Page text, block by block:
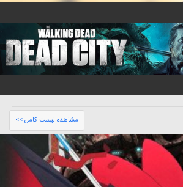
مشاهده لیست کامل >>